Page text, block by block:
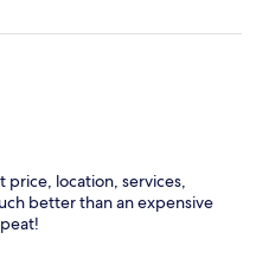
price, location, services,
better than an expensive